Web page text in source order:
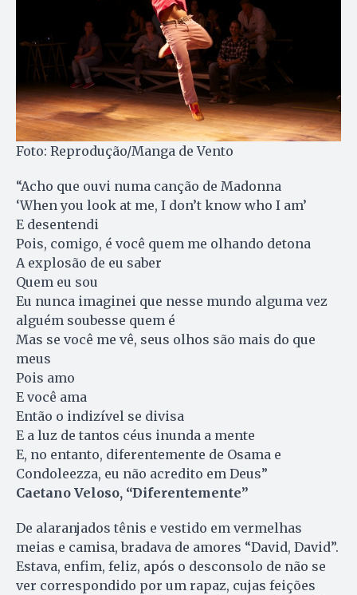
Foto: Reprodução/Manga de Vento
“Acho que ouvi numa canção de Madonna
‘When you look at me, I don’t know who I am’
E desentendi
Pois, comigo, é você quem me olhando detona
A explosão de eu saber
Quem eu sou
Eu nunca imaginei que nesse mundo alguma vez
alguém soubesse quem é
Mas se você me vê, seus olhos são mais do que
meus
Pois amo
E você ama
Então o indizível se divisa
E a luz de tantos céus inunda a mente
E, no entanto, diferentemente de Osama e
Condoleezza, eu não acredito em Deus”
Caetano Veloso, “Diferentemente”
De alaranjados tênis e vestido em vermelhas
meias e camisa, bradava de amores “David, David”.
Estava, enfim, feliz, após o desconsolo de não se
ver correspondido por um rapaz, cujas feições